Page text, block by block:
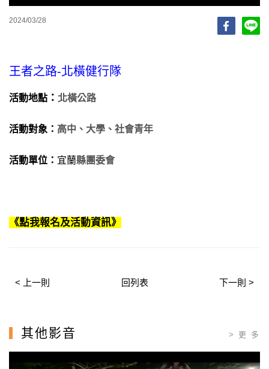
2024/03/28
王者之路-北橫健行隊
活動地點 ： 北橫公路
活動對象： 高中、大學、社會青年
活動單位： 宜蘭縣團委會
《點我報名及活動資訊》
< 上一則 回列表 下一則 >
其他影音 > 更 多